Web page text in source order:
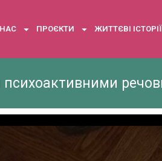
ПРОЄКТИ ЖИТТЄВІ ІСТОРІЇ